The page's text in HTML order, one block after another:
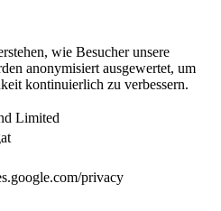
wie Besucher unsere
anonymisiert ausgewertet, um
kontinuierlich zu verbessern.
Limited
privacy